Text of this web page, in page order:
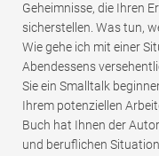
Geheimnisse, die Ihren
sicherstellen. Was tun,
Wie gehe ich mit einer
Abendessens
Sie ein Smalltalk
Ihrem potenziellen
Buch hat Ihnen der
und beruflichen